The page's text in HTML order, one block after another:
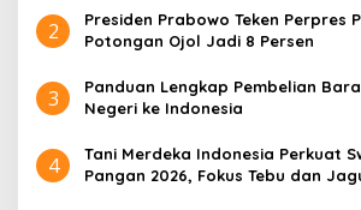
2
Presiden Prabowo Teken Perpres
Potongan Ojol Jadi 8 Persen
3
Panduan Lengkap Pembelian
Negeri ke Indonesia
4
Tani Merdeka Indonesia Perkuat
Pangan 2026, Fokus Tebu dan